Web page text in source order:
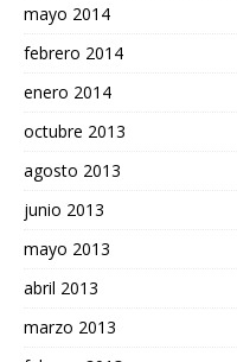
mayo 2014
febrero 2014
enero 2014
octubre 2013
agosto 2013
junio 2013
mayo 2013
abril 2013
marzo 2013